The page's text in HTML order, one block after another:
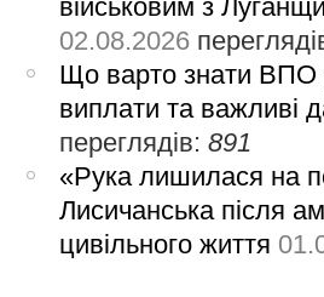
військовим з
02.08.2026
Що варто знати ВПО
виплати та важливі
переглядів:891
«Рука лишилася на
Лисичанська після
цивільного життя